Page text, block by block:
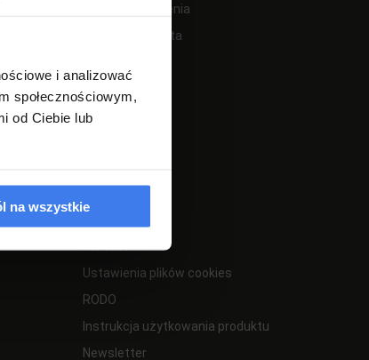
i analizować
społecznościowym,
od Ciebie lub
na wszystkie
Twoje zamówienia
Ustawienia konta
Ustawienia plików cookies
RODO
Instrukcja użytkowania produktu
Newsletter